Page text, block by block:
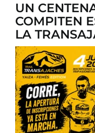
UN
COMPITEN
LA